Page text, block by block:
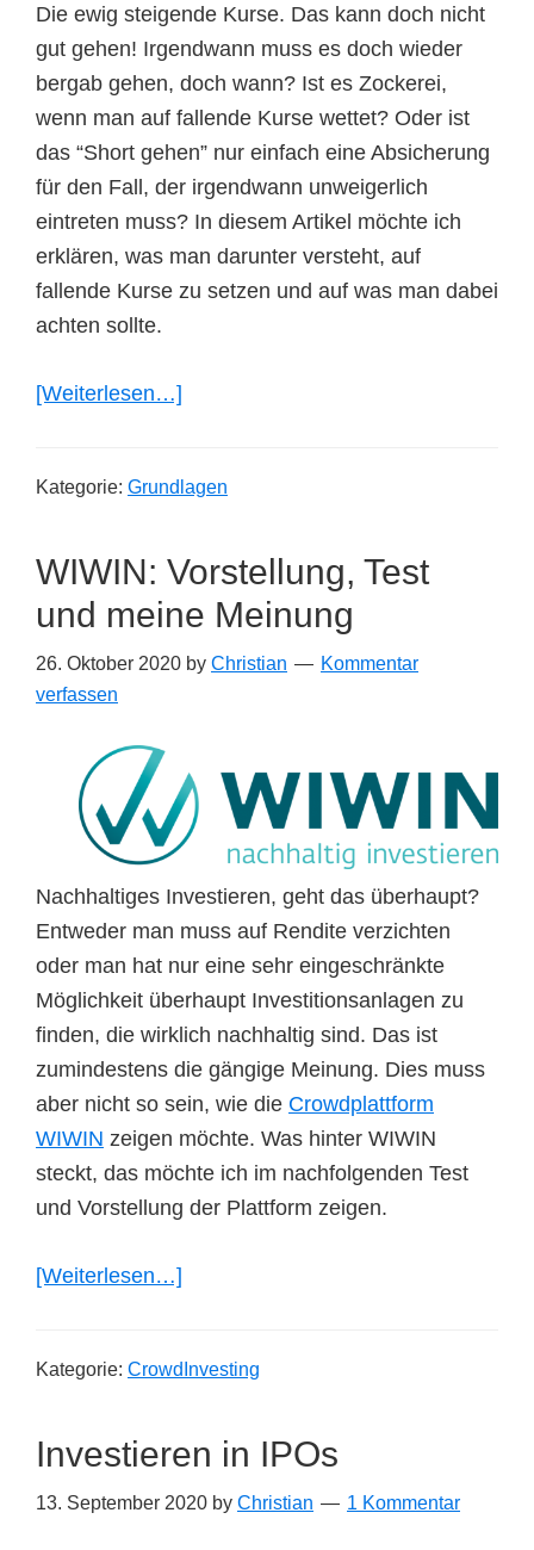
Die ewig steigende Kurse. Das kann doch nicht
gut gehen! Irgendwann muss es doch wieder
bergab gehen, doch wann? Ist es Zockerei,
wenn man auf fallende Kurse wettet? Oder ist
das “Short gehen” nur einfach eine Absicherung
für den Fall, der irgendwann unweigerlich
eintreten muss? In diesem Artikel möchte ich
erklären, was man darunter versteht, auf
fallende Kurse zu setzen und auf was man dabei
achten sollte.
[Weiterlesen…]
setzen
Kategorie: Grundlagen
WIWIN: Vorstellung, Test
und meine Meinung
26. Oktober 2020 by Christian
Kommentar
verfassen
Nachhaltiges Investieren, geht das überhaupt?
Entweder man muss auf Rendite verzichten
oder man hat nur eine sehr eingeschränkte
Möglichkeit überhaupt Investitionsanlagen zu
finden, die wirklich nachhaltig sind. Das ist
zumindestens die gängige Meinung. Dies muss
aber nicht so sein, wie die Crowdplattform
WIWIN zeigen möchte. Was hinter WIWIN
steckt, das möchte ich im nachfolgenden Test
und Vorstellung der Plattform zeigen.
[Weiterlesen…]
und
Meinung
Kategorie: CrowdInvesting
Investieren in IPOs
13. September 2020 by Christian 1 Kommentar